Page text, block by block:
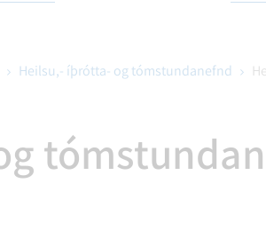
Heilsu,- íþrótta- og tómstundanefnd